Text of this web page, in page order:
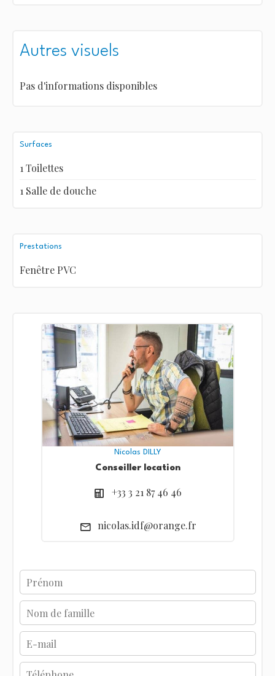
Autres visuels
Pas d'informations disponibles
Surfaces
1 Toilettes
1 Salle de douche
Prestations
Fenêtre PVC
Nicolas DILLY
Conseiller location
+33 3 21 87 46 46
nicolas.idf@orange.fr